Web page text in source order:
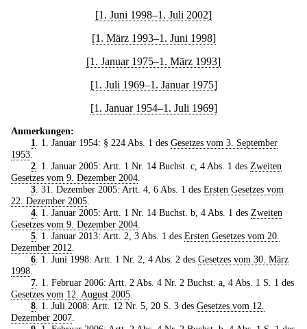
[1. Juni 1998–1. Juli 2002]
[1. März 1993–1. Juni 1998]
[1. Januar 1975–1. März 1993]
[1. Juli 1969–1. Januar 1975]
[1. Januar 1954–1. Juli 1969]
Anmerkungen:
1
. 1. Januar 1954: § 224 Abs. 1 des Gesetzes vom 3. September
1953
2. 1. Januar 2005: Artt. 1 Nr. 14 Buchst. c, 4 Abs. 1 des Zweiten
Gesetzes vom 9. Dezember 2004
3. 31. Dezember 2005: Artt. 4, 6 Abs. 1 des Ersten Gesetzes vom
22. Dezember 2005
4. 1. Januar 2005: Artt. 1 Nr. 14 Buchst. b, 4 Abs. 1 des Zweiten
Gesetzes vom 9. Dezember 2004
5. 1. Januar 2013: Artt. 2, 3 Abs. 1 des Ersten Gesetzes vom 20.
Dezember 2012
6. 1. Juni 1998: Artt. 1 Nr. 2, 4 Abs. 2 des Gesetzes vom 30. März
1998
7. 1. Februar 2006: Artt. 2 Abs. 4 Nr. 2 Buchst. a, 4 Abs. 1 S. 1 des
Gesetzes vom 12. August 2005
8. 1. Juli 2008: Artt. 12 Nr. 5, 20 S. 3 des Gesetzes vom 12.
Dezember 2007